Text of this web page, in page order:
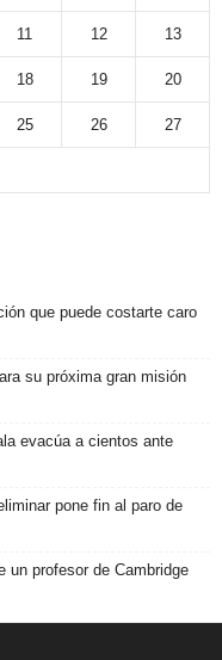
11 12 13
18 19 20
25 26 27
que puede costarte caro
su próxima gran misión
evacúa a cientos ante
pone fin al paro de
un profesor de Cambridge